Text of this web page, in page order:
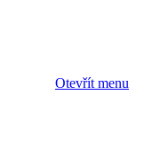
Otevřít menu